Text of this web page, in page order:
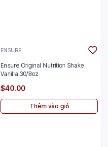
ENSURE
Ensure Original Nutrition Shake
Vanilla 30/8oz
$40.00
Thêm vào giỏ